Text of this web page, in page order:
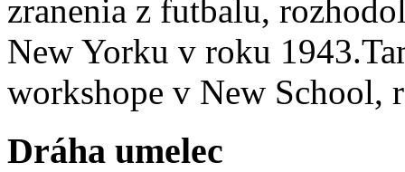
zranenia z futbalu,
New Yorku v roku
workshope v New School,
Dráha umelec